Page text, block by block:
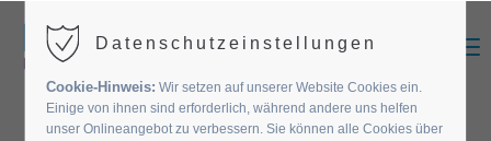
MENU
Datenschutzeinstellungen
Cookie-Hinweis: Wir setzen auf unserer Website Cookies ein.
Einige von ihnen sind erforderlich, während andere uns helfen
unser Onlineangebot zu verbessern. Sie können alle Cookies über